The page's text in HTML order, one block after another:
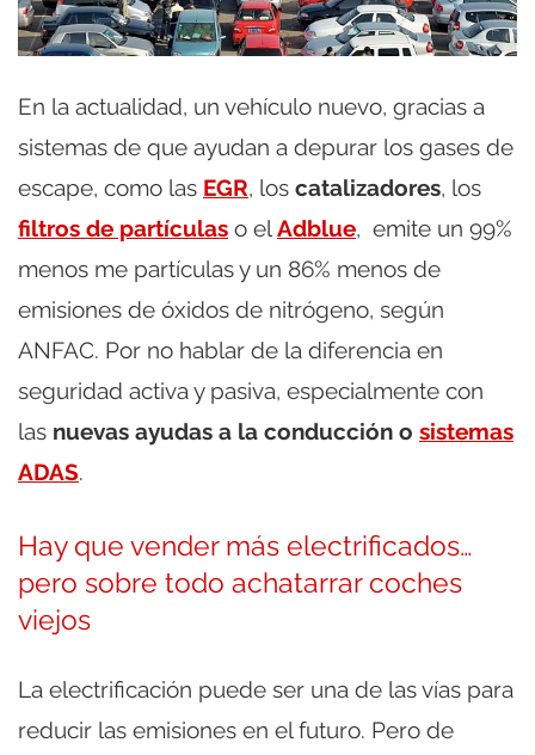
En la actualidad, un vehículo nuevo, gracias a
sistemas de que ayudan a depurar los gases de
escape, como las EGR, los catalizadores, los
filtros de partículas o elAdblue, emite un 99%
menos me partículas y un 86% menos de
emisiones de óxidos de nitrógeno, según
ANFAC. Por no hablar de la diferencia en
seguridad activa y pasiva, especialmente con
las nuevas ayudas a la conducción o sistemas
ADAS.
Hay que vender más electrificados…
pero sobre todo achatarrar coches
viejos
La electrificación puede ser una de las vías para
reducir las emisiones en el futuro. Pero de